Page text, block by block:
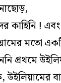
! এবং
মতো
প্রথমে
উইলিয়ামের